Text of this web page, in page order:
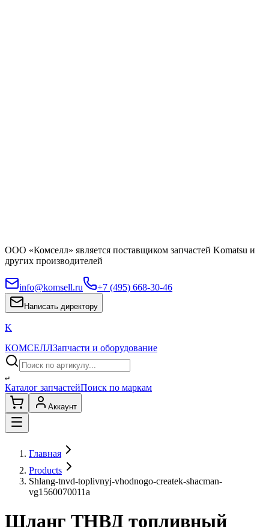
ООО «Комселл» является поставщиком запчастей Komatsu и
других производителей
info@komsell.ru +7 (495) 668-30-46
Написать директору
K
КОМСЕЛЛЗапчасти и оборудование
↵
Каталог запчастейПоиск по маркам
Аккаунт
Главная
Products
Shlang-tnvd-toplivnyj-vhodnogo-createk-shacman-
vg1560070011a
Шланг ТНВД топливный